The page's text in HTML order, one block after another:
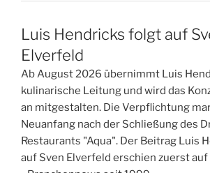
Luis Hendricks folgt auf
Elverfeld
Ab August 2026 übernimmt Luis
kulinarische Leitung und wird das
an mitgestalten. Die Verpflichtung
Neuanfang nach der Schließung des
Restaurants "Aqua". Der Beitrag Luis
auf Sven Elverfeld erschien zuerst